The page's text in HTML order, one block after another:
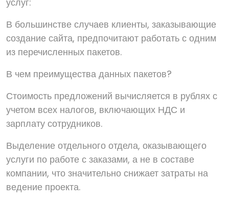
В большинстве случаев клиенты, заказывающие
создание сайта, предпочитают работать с одним
из перечисленных пакетов.
В чем преимущества данных пакетов?
Стоимость предложений вычисляется в рублях с
учетом всех налогов, включающих НДС и
зарплату сотрудников.
Выделение отдельного отдела, оказывающего
услуги по работе с заказами, а не в составе
компании, что значительно снижает затраты на
ведение проекта.